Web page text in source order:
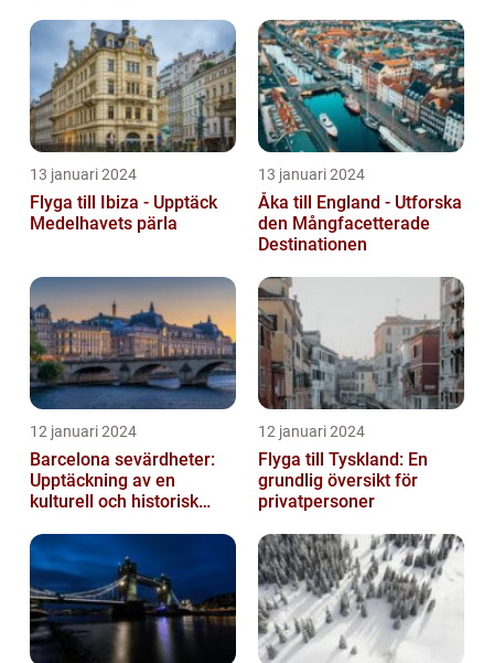
13 januari 2024
Flyga till Ibiza - Upptäck
Medelhavets pärla
13 januari 2024
Åka till England - Utforska
den Mångfacetterade
Destinationen
12 januari 2024
Barcelona sevärdheter:
Upptäckning av en
kulturell och historisk
12 januari 2024
Flyga till Tyskland: En
grundlig översikt för
privatpersoner